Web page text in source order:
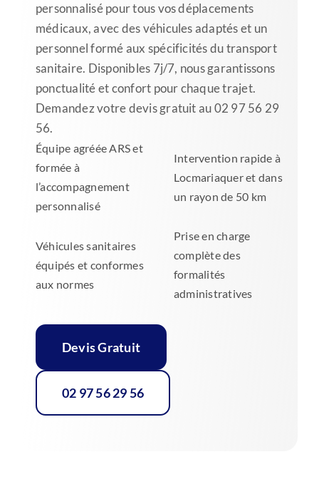
personnalisé pour tous vos déplacements
médicaux, avec des véhicules adaptés et un
personnel formé aux spécificités du transport
sanitaire. Disponibles 7j/7, nous garantissons
ponctualité et confort pour chaque trajet.
Demandez votre devis gratuit au 02 97 56 29
56.
Équipe agréée ARS et
formée à
l’accompagnement
personnalisé
Intervention rapide à
Locmariaquer et dans
un rayon de 50 km
Véhicules sanitaires
équipés et conformes
aux normes
Prise en charge
complète des
formalités
administratives
Devis Gratuit
02 97 56 29 56